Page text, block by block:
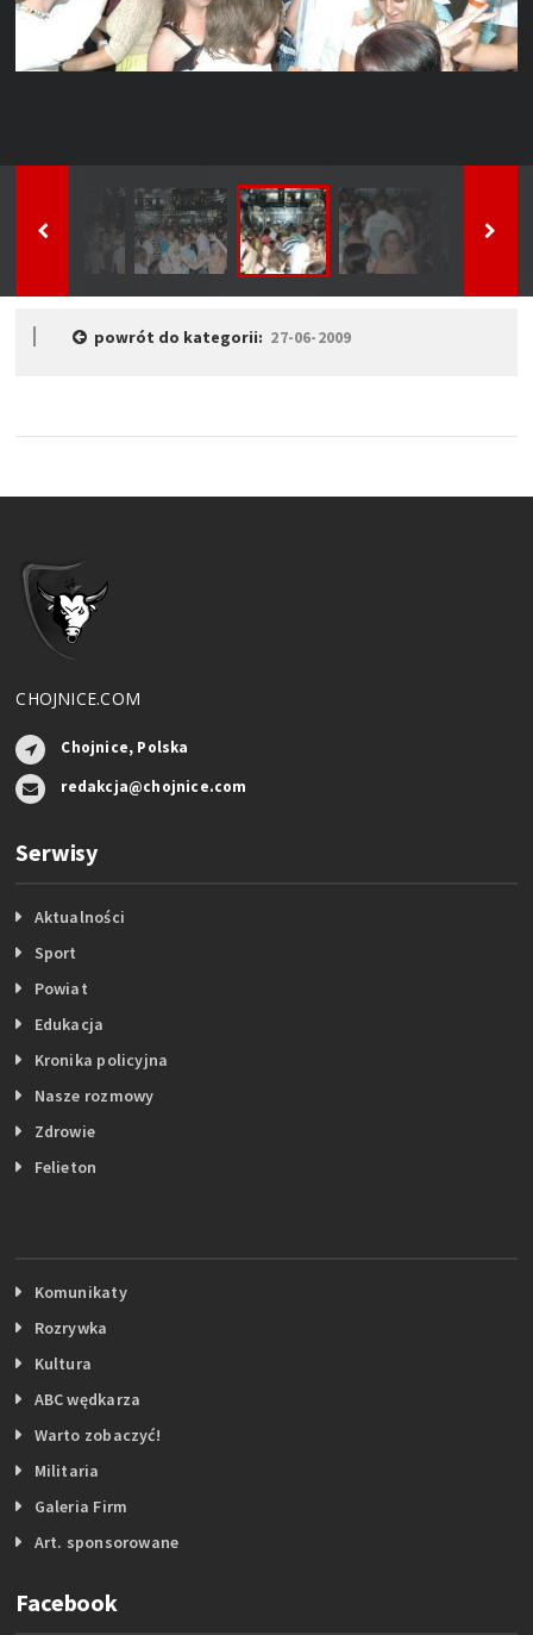
powrót do kategorii: 27-06-2009
CHOJNICE.COM
Chojnice, Polska
redakcja@chojnice.com
Serwisy
Aktualności
Sport
Powiat
Edukacja
Kronika policyjna
Nasze rozmowy
Zdrowie
Felieton
Komunikaty
Rozrywka
Kultura
ABC wędkarza
Warto zobaczyć!
Militaria
Galeria Firm
Art. sponsorowane
Facebook